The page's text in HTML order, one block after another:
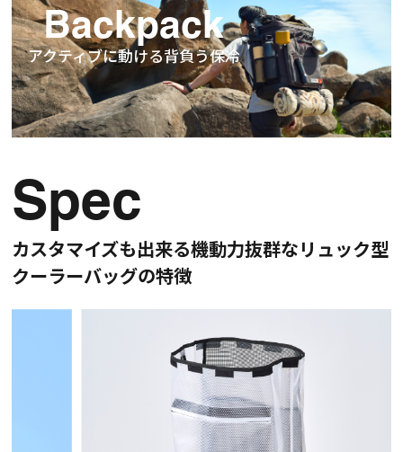
Backpack
アクティブに動ける背負う保冷
Spec
カスタマイズも出来る機動力抜群なリュック型
クーラーバッグの特徴